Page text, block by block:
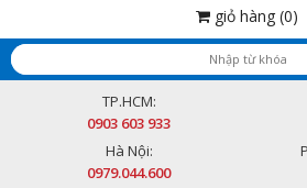
giỏ hàng (0)
TP.HCM:
0903 603 933
Hà Nội:
0979.044.600